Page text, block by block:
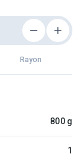
Rayon
800 g
1